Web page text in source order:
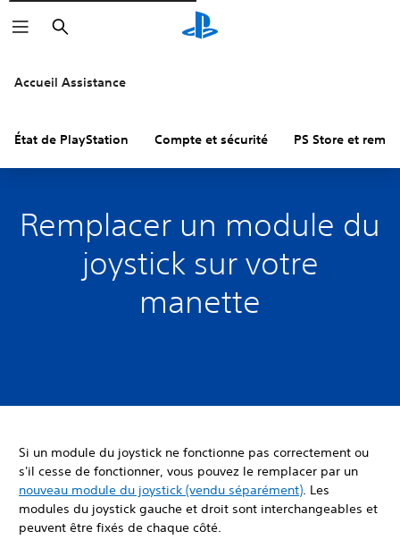
Rechercher
Accueil Assistance
État de PlayStation Compte et sécurité PS Store et
Remplacer un module du
joystick sur votre
manette
Si un module du joystick ne fonctionne pas correctement ou
s'il cesse de fonctionner, vous pouvez le remplacer par un
nouveau module du joystick (vendu séparément). Les
modules du joystick gauche et droit sont interchangeables et
peuvent être fixés de chaque côté.